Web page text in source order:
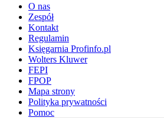
O nas
Zespół
Kontakt
Regulamin
Księgarnia Profinfo.pl
Wolters Kluwer
FEPI
FPOP
Mapa strony
Polityka prywatności
Pomoc